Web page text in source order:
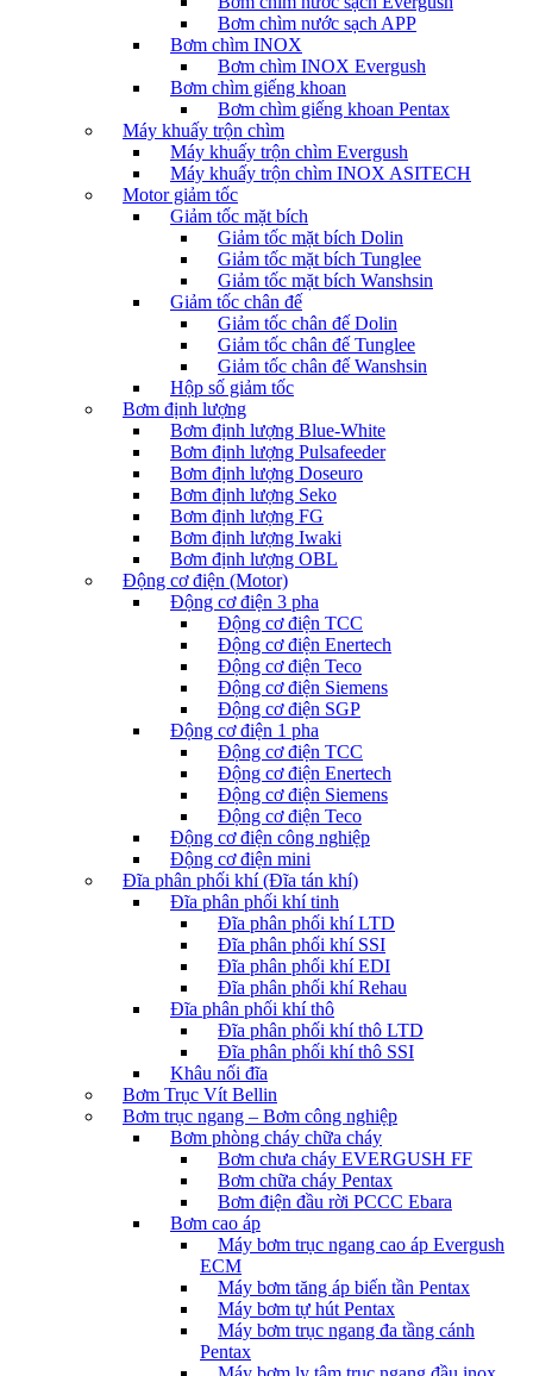
Bơm chìm nước sạch APP
Bơm chìm INOX
Bơm chìm INOX Evergush
Bơm chìm giếng khoan
Bơm chìm giếng khoan Pentax
Máy khuấy trộn chìm
Máy khuấy trộn chìm Evergush
Máy khuấy trộn chìm INOX ASITECH
Motor giảm tốc
Giảm tốc mặt bích
Giảm tốc mặt bích Dolin
Giảm tốc mặt bích Tunglee
Giảm tốc mặt bích Wanshsin
Giảm tốc chân đế
Giảm tốc chân đế Dolin
Giảm tốc chân đế Tunglee
Giảm tốc chân đế Wanshsin
Hộp số giảm tốc
Bơm định lượng
Bơm định lượng Blue-White
Bơm định lượng Pulsafeeder
Bơm định lượng Doseuro
Bơm định lượng Seko
Bơm định lượng FG
Bơm định lượng Iwaki
Bơm định lượng OBL
Động cơ điện (Motor)
Động cơ điện 3 pha
Động cơ điện TCC
Động cơ điện Enertech
Động cơ điện Teco
Động cơ điện Siemens
Động cơ điện SGP
Động cơ điện 1 pha
Động cơ điện TCC
Động cơ điện Enertech
Động cơ điện Siemens
Động cơ điện Teco
Động cơ điện công nghiệp
Động cơ điện mini
Đĩa phân phối khí (Đĩa tán khí)
Đĩa phân phối khí tinh
Đĩa phân phối khí LTD
Đĩa phân phối khí SSI
Đĩa phân phối khí EDI
Đĩa phân phối khí Rehau
Đĩa phân phối khí thô
Đĩa phân phối khí thô LTD
Đĩa phân phối khí thô SSI
Khâu nối đĩa
Bơm Trục Vít Bellin
Bơm trục ngang – Bơm công nghiệp
Bơm phòng cháy chữa cháy
Bơm chưa cháy EVERGUSH FF
Bơm chữa cháy Pentax
Bơm điện đầu rời PCCC Ebara
Bơm cao áp
Máy bơm trục ngang cao áp Evergush
ECM
Máy bơm tăng áp biến tần Pentax
Máy bơm tự hút Pentax
Máy bơm trục ngang đa tầng cánh
Pentax